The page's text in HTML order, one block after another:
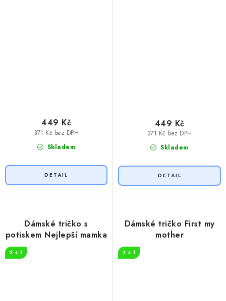
Skladem
371 Kč bez DPH
449 Kč
Skladem
371 Kč bez DPH
449 Kč
Dámské tričko s
potiskem Nejlepší mamka
2 + 1
Dámské tričko First my
mother
2 + 1